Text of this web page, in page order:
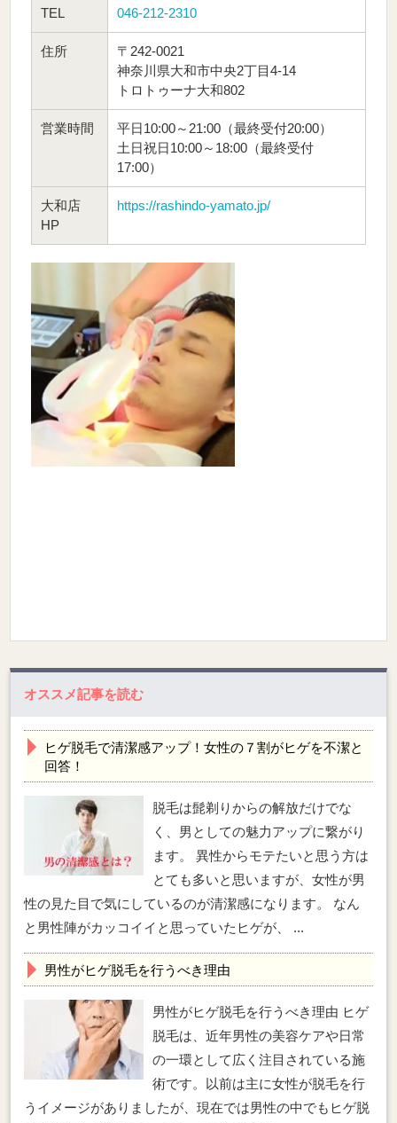
TEL 046-212-2310
住所
〒242-0021
神奈川県大和市中央2丁目4-14
トロトゥーナ大和802
営業時間
平日10:00～21:00（最終受付20:00）
土日祝日10:00～18:00（最終受付
17:00）
大和店
HP
https://rashindo-yamato.jp/
オススメ記事を読む
ヒゲ脱毛で清潔感アップ！女性の７割がヒゲを不潔と
回答！
脱毛は髭剃りからの解放だけでな
く、男としての魅力アップに繋がり
ます。 異性からモテたいと思う方は
とても多いと思いますが、女性が男
性の見た目で気にしているのが清潔感になります。 なん
と男性陣がカッコイイと思っていたヒゲが、 ...
男性がヒゲ脱毛を行うべき理由
男性がヒゲ脱毛を行うべき理由 ヒゲ
脱毛は、近年男性の美容ケアや日常
の一環として広く注目されている施
術です。以前は主に女性が脱毛を行
うイメージがありましたが、現在では男性の中でもヒゲ脱